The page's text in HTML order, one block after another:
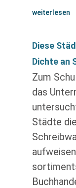
weiterlesen
Diese
Dichte an
Zum
das
Städte